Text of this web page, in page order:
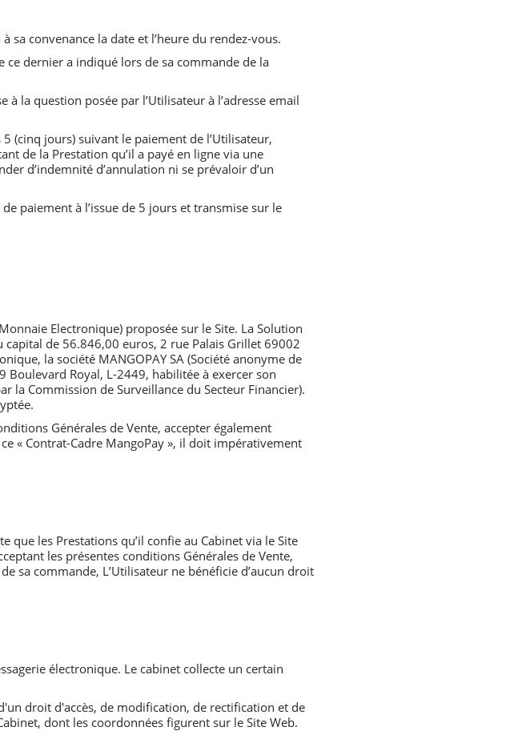
sa convenance la date et l’heure du rendez-vous.
ce dernier a indiqué lors de sa commande de la
la question posée par l’Utilisateur à l’adresse email
(cinq jours) suivant le paiement de l’Utilisateur,
de la Prestation qu’il a payé en ligne via une
d’indemnité d’annulation ni se prévaloir d’un
paiement à l’issue de 5 jours et transmise sur le
Electronique) proposée sur le Site. La Solution
capital de 56.846,00 euros, 2 rue Palais Grillet 69002
la société MANGOPAY SA (Société anonyme de
Boulevard Royal, L-2449, habilitée à exercer son
la Commission de Surveillance du Secteur Financier).
Générales de Vente, accepter également
ce « Contrat-Cadre MangoPay », il doit impérativement
que les Prestations qu’il confie au Cabinet via le Site
les présentes conditions Générales de Vente,
sa commande, L’Utilisateur ne bénéficie d’aucun droit
électronique. Le cabinet collecte un certain
droit d'accès, de modification, de rectification et de
dont les coordonnées figurent sur le Site Web.